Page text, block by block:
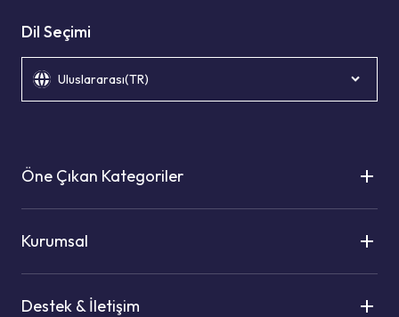
Dil Seçimi
Uluslararası(TR)
Öne Çıkan Kategoriler
Kurumsal
Destek & İletişim